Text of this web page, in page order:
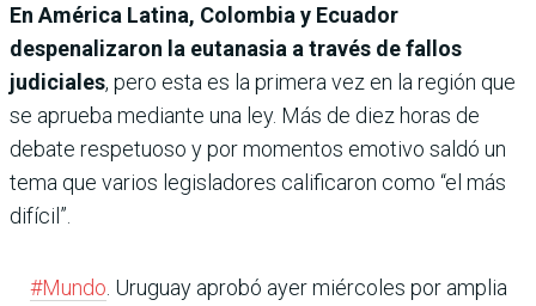
En América Latina, Colombia y Ecuador
despenalizaron la eutanasia a través de fallos
judiciales, pero esta es la primera vez en la región que
se aprueba mediante una ley. Más de diez horas de
debate respetuoso y por momentos emotivo saldó un
tema que varios legisladores calificaron como “el más
difícil”.
#Mundo . Uruguay aprobó ayer miércoles por amplia